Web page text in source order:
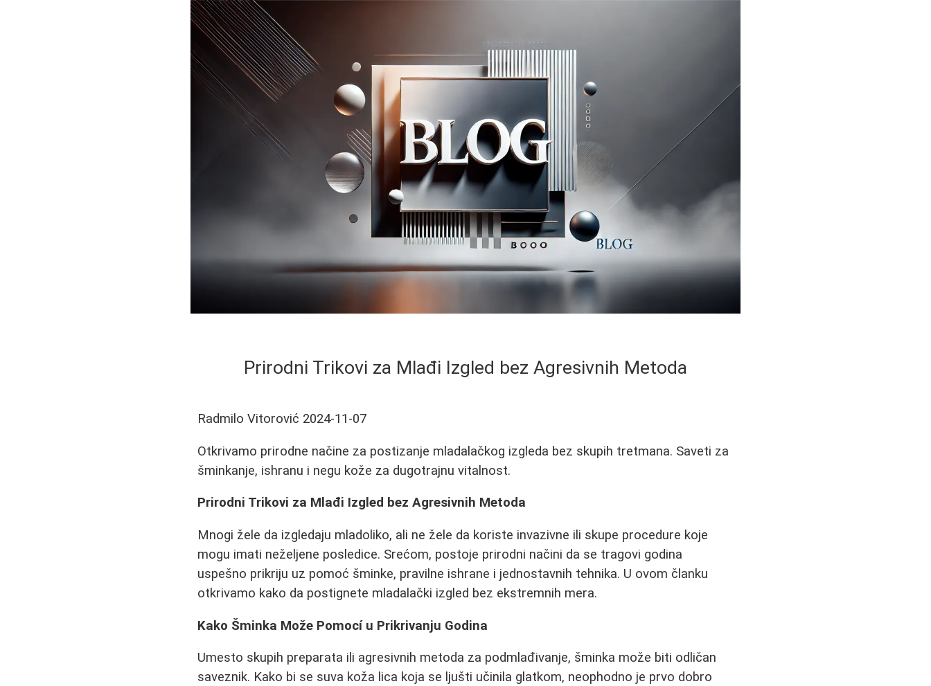
Prirodni Trikovi za Mlađi Izgled bez Agresivnih Metoda
Radmilo Vitorović 2024-11-07
Otkrivamo prirodne načine za postizanje mladalačkog izgleda bez skupih tretmana. Saveti za
šminkanje, ishranu i negu kože za dugotrajnu vitalnost.
Prirodni Trikovi za Mlađi Izgled bez Agresivnih Metoda
Mnogi žele da izgledaju mladoliko, ali ne žele da koriste invazivne ili skupe procedure koje
mogu imati neželjene posledice. Srećom, postoje prirodni načini da se tragovi godina
uspešno prikriju uz pomoć šminke, pravilne ishrane i jednostavnih tehnika. U ovom članku
otkrivamo kako da postignete mladalački izgled bez ekstremnih mera.
Kako Šminka Može Pomocí u Prikrivanju Godina
Umesto skupih preparata ili agresivnih metoda za podmlađivanje, šminka može biti odličan
saveznik. Kako bi se suva koža lica koja se ljušti učinila glatkom, neophodno je prvo dobro